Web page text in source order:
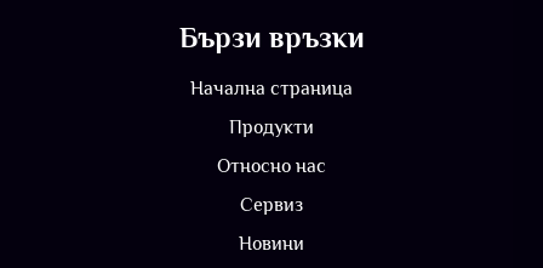
Бързи връзки
Начална страница
Продукти
Относно нас
Сервиз
Новини